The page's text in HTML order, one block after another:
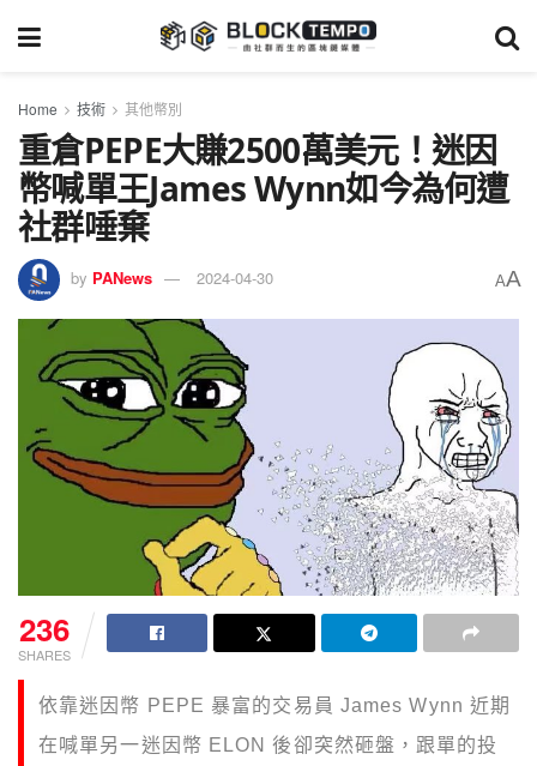
Home 技術 其他幣別
重倉PEPE大賺2500萬美元！迷因
幣喊單王James Wynn如今為何遭
社群唾棄
by PANews 2024-04-30 AA
236
SHARES
依靠迷因幣 PEPE 暴富的交易員 James Wynn 近期
在喊單另一迷因幣 ELON 後卻突然砸盤，跟單的投